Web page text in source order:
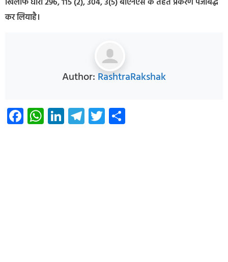
कर लियाहै।
Author: RashtraRakshak
Facebook
WhatsApp
LinkedIn
Telegram
Twitter